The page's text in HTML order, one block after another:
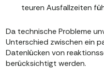
teuren Ausfallzeiten
Da technische Probleme
Unterschied zwischen ein
Datenlücken von
berücksichtigt werden.